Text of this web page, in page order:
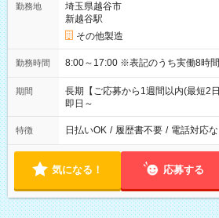
勤務地
埼玉県越谷市
新越谷駅
その他製造
勤務時間 8:00～17:00 ※表記のうち実働8時
期間
長期【ご応募から1週間以内(最短2
即日～
特徴 日払いOK / 履歴書不要 / 電話対応な
気になる！ 応募する